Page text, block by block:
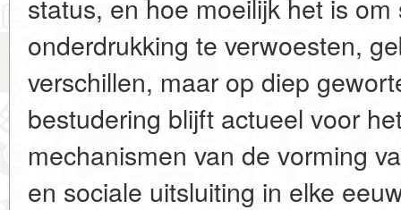
status, en hoe moeilijk het is
onderdrukking te verwoesten,
verschillen, maar op diep
bestudering blijft actueel voor
mechanismen van de vorming
en sociale uitsluiting in elke